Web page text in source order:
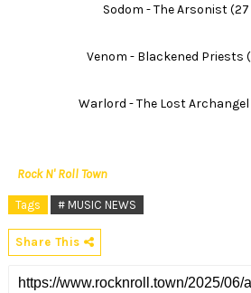
Sodom - The Arsonist (27
Venom - Blackened Priests
Warlord - The Lost Archangel
Rock N' Roll Town
Tags # MUSIC NEWS
Share This